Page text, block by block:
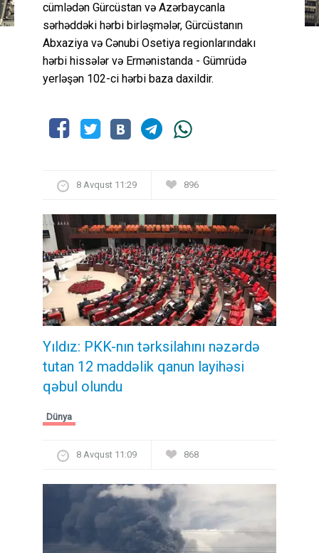
cümlədən Gürcüstan və Azərbaycanla
sərhəddəki hərbi birləşmələr, Gürcüstanın
Abxaziya və Cənubi Osetiya regionlarındakı
hərbi hissələr və Ermənistanda - Gümrüdə
yerləşən 102-ci hərbi baza daxildir.
8 Avqust 11:29 896
Yıldız: PKK-nın tərksilahını nəzərdə
tutan 12 maddəlik qanun layihəsi
qəbul olundu ​​​​​​​
Dünya
8 Avqust 11:09 868